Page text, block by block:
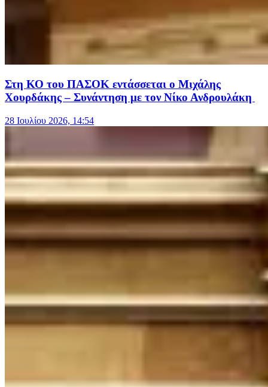
Στη ΚΟ του ΠΑΣΟΚ εντάσσεται ο Μιχάλης
Χουρδάκης – Συνάντηση με τον Νίκο Ανδρουλάκη
28 Ιουλίου 2026, 14:54